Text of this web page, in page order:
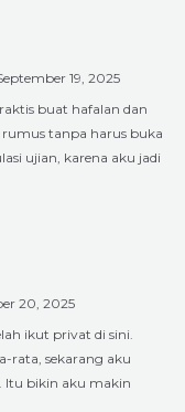
19, 2025
buat hafalan dan
tanpa harus buka
ujian, karena aku jadi
20, 2025
ikut privat di sini.
rata, sekarang aku
Itu bikin aku makin